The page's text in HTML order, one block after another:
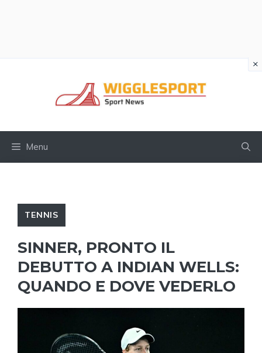
Menu
TENNIS
SINNER, PRONTO IL
DEBUTTO A INDIAN WELLS:
QUANDO E DOVE VEDERLO
×